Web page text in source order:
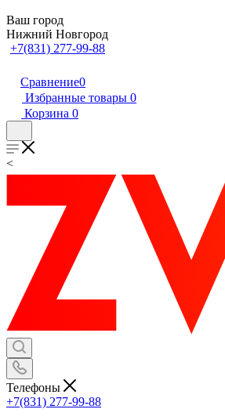
Ваш город
Нижний Новгород
+7(831) 277-99-88
Сравнение0
Избранные товары 0
Корзина 0
<
Телефоны
+7(831) 277-99-88